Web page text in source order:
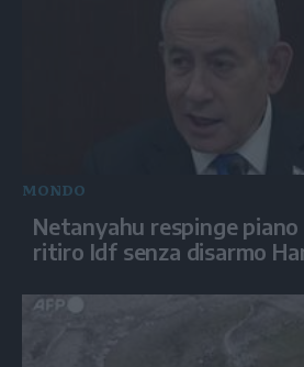
MONDO
Netanyahu respinge piano
ritiro Idf senza disarmo